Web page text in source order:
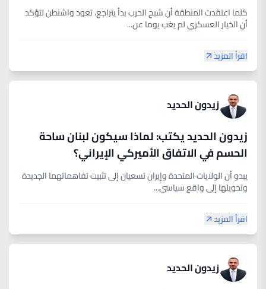
كلما اعتقدت المنطقة أن شبح الحرب بدأ يتراجع، تعود واشنطن لتؤكد
أن الخيار العسكري لم يغب يوما عن...
اقرأ المزيد
زيدون الحديد
زيدون الحديد يكتب: لماذا سيكون لبنان ساحة
الحسم في الاتفاق الأميركي الإيراني؟
يبدو أن الولايات المتحدة وإيران تسعيان إلى تثبيت تفاهماتهما الجديدة
وتحويلها إلى واقع سياسي...
اقرأ المزيد
زيدون الحديد